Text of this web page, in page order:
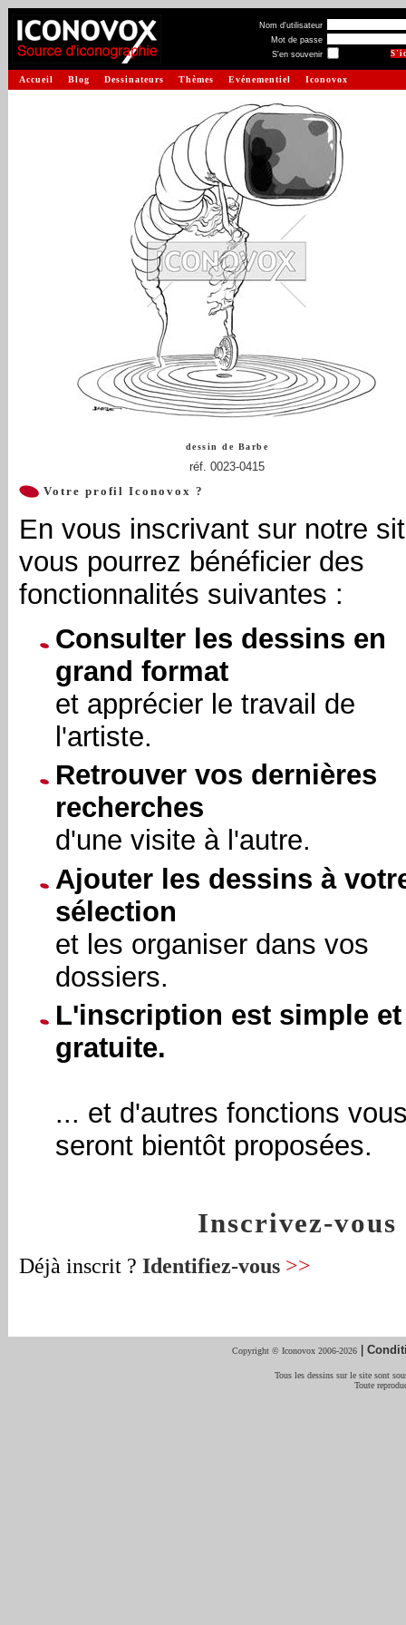
Nom d'utilisateur
Mot de passe
S'en souvenir
Accueil Blog Dessinateurs Thèmes Evénementiel Iconovox
dessin de Barbe
réf. 0023-0415
Votre profil Iconovox ?
En vous inscrivant sur notre
vous pourrez bénéficier des
fonctionnalités suivantes :
Consulter les dessins en
grand format
et apprécier le travail de
l'artiste.
Retrouver vos dernières
recherches
d'une visite à l'autre.
Ajouter les dessins à
sélection
et les organiser dans vos
dossiers.
L'inscription est simple et
gratuite.
... et d'autres fonctions
seront bientôt proposées.
Inscrivez-vous
Déjà inscrit ? Identifiez-vous >>
Copyright © Iconovox 2006-2026 |
Tous les dessins sur le site sont
Toute